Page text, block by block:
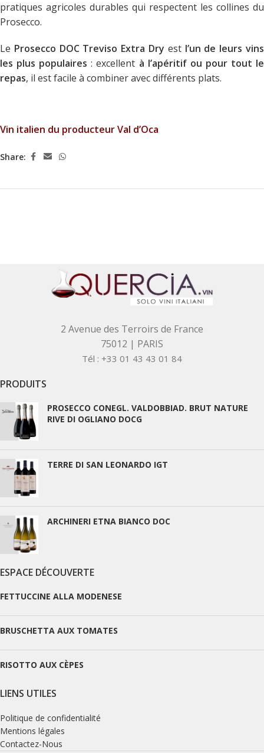
pratiques agricoles durables qui respectent les collines du
Prosecco.
Le Prosecco DOC Treviso Extra Dry est l’un de leurs vins
les plus populaires : excellent à l’apéritif ou pour tout le
repas, il est facile à combiner avec différents plats.
Vin italien du producteur Val d’Oca
Share:
2 Avenue des Terroirs de France
75012 | PARIS
Tél : +33 01 43 43 01 84
PRODUITS
PROSECCO CONEGL. VALDOBBIAD. BRUT NATURE
RIVE DI OGLIANO DOCG
TERRE DI SAN LEONARDO IGT
ARCHINERI ETNA BIANCO DOC
ESPACE DÉCOUVERTE
FETTUCCINE ALLA MODENESE
BRUSCHETTA AUX TOMATES
RISOTTO AUX CÈPES
LIENS UTILES
Politique de confidentialité
Mentions légales
Contactez-Nous